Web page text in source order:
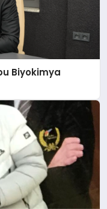
Biyokimya